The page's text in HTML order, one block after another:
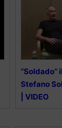
“Soldado”
Stefano
| VIDEO